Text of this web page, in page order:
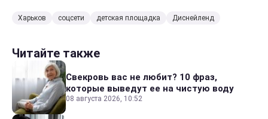
Харьков соцсети детская площадка Диснейленд
Читайте также
Свекровь вас не любит? 10 фраз,
которые выведут ее на чистую воду
08 августа 2026, 10:52